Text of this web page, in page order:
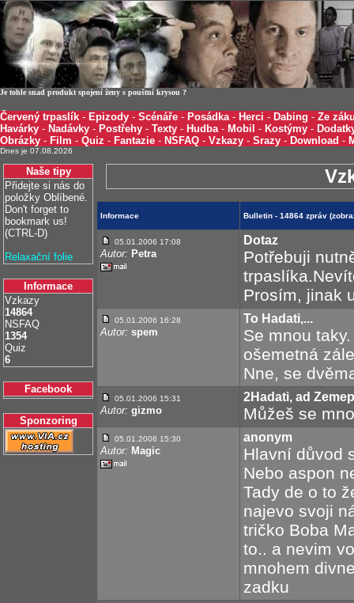
Je tohle snad produkt spojení ženy s pouštní krysou ?
Červený trpaslík - Epizody - Scénáře - Posádka- Herci - Dabing - Ze
Havárky - Nadávky - Postřehy - Texty - Hudba- Mobil - Kostýmy -
Obrázky - Film - Quiz - Fantazie - NSFAQ - Vzkazy - Srazy - Download -
Dnes je 07.08.2026
Naše tipy
Přidejte si nás do
položky Oblíbené.
Don't forget to
bookmark us!
(CTRL-D)
Relaxační folie
Informace
Vzkazy
14864
NSFAQ
1354
Quiz
6
Facebook
Sponzoring
Informace Bulletin - 14864 zpráv
05.01.2006 17:08
Autor: Petra
Dotaz
Potřebuji
Prosím, jinak
05.01.2006 16:28
Autor: spem
To Hadati,...
Se mnou
ošemetná
Nne, se
05.01.2006 15:31
Autor: gizmo
2Hadati, ad
Můžeš se
05.01.2006 15:30
Autor: Magic
anonym
Hlavní důvod
Nebo aspon
Tady de o to
najevo svoji
tričko Boba
to.. a nevim
mnohem
zadku